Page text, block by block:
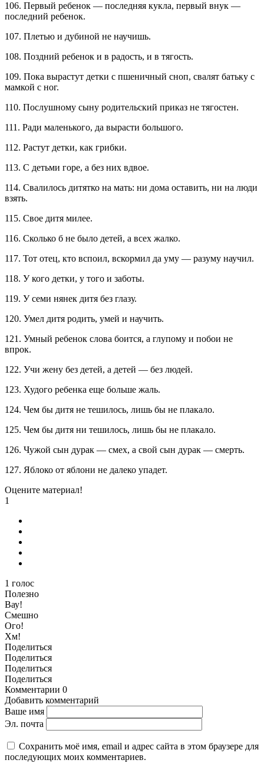
106. Первый ребенок — последняя кукла, первый внук —
последний ребенок.
107. Плетью и дубиной не научишь.
108. Поздний ребенок и в радость, и в тягость.
109. Пока вырастут детки с пшеничный сноп, свалят батьку с
мамкой с ног.
110. Послушному сыну родительский приказ не тягостен.
111. Ради маленького, да вырасти большого.
112. Растут детки, как грибки.
113. С детьми горе, а без них вдвое.
114. Свалилось дитятко на мать: ни дома оставить, ни на люди
взять.
115. Свое дитя милее.
116. Сколько б не было детей, а всех жалко.
117. Тот отец, кто вспоил, вскормил да уму — разуму научил.
118. У кого детки, у того и заботы.
119. У семи нянек дитя без глазу.
120. Умел дитя родить, умей и научить.
121. Умный ребенок слова боится, а глупому и побои не
впрок.
122. Учи жену без детей, а детей — без людей.
123. Худого ребенка еще больше жаль.
124. Чем бы дитя не тешилось, лишь бы не плакало.
125. Чем бы дитя ни тешилось, лишь бы не плакало.
126. Чужой сын дурак — смех, а свой сын дурак — смерть.
127. Яблоко от яблони не далеко упадет.
Оцените материал!
1
1 голос
Полезно
Вау!
Смешно
Ого!
Хм!
Поделиться
Поделиться
Поделиться
Поделиться
Комментарии 0
Добавить комментарий
Ваше имя
Эл. почта
Сохранить моё имя, email и адрес сайта в этом браузере для
последующих моих комментариев.